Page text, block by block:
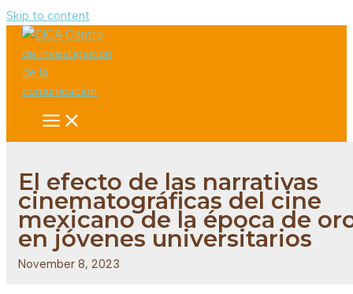
Skip to content
El efecto de las narrativas
cinematográficas del cine
mexicano de la época de
en jóvenes universitarios
November 8, 2023